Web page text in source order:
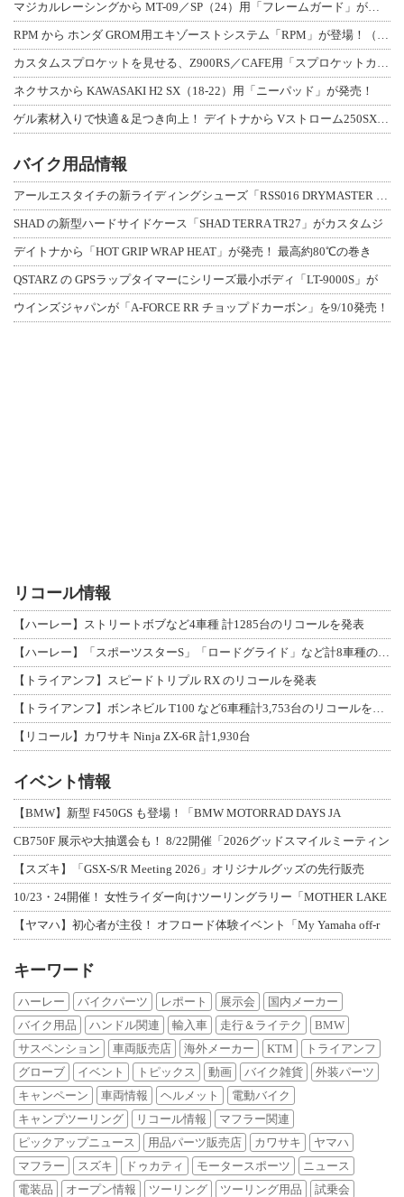
マジカルレーシングから MT-09／SP（24）用「フレームガード」が登場！
RPM から ホンダ GROM用エキゾーストシステム「RPM」が登場！（動画あり
カスタムスプロケットを見せる、Z900RS／CAFE用「スプロケットカバーフルキ
ネクサスから KAWASAKI H2 SX（18-22）用「ニーパッド」が発売！
ゲル素材入りで快適＆足つき向上！ デイトナから Vストローム250SX用「快適ロ
バイク用品情報
アールエスタイチの新ライディングシューズ「RSS016 DRYMASTER スト
SHAD の新型ハードサイドケース「SHAD TERRA TR27」がカスタムジ
デイトナから「HOT GRIP WRAP HEAT」が発売！ 最高約80℃の巻き
QSTARZ の GPSラップタイマーにシリーズ最小ボディ「LT-9000S」が
ウインズジャパンが「A-FORCE RR チョップドカーボン」を9/10発売！
リコール情報
【ハーレー】ストリートボブなど4車種 計1285台のリコールを発表
【ハーレー】「スポーツスターS」「ロードグライド」など計8車種のリコールを発表
【トライアンフ】スピードトリプル RX のリコールを発表
【トライアンフ】ボンネビル T100 など6車種計3,753台のリコールを発表
【リコール】カワサキ Ninja ZX-6R 計1,930台
イベント情報
【BMW】新型 F450GS も登場！「BMW MOTORRAD DAYS JA
CB750F 展示や大抽選会も！ 8/22開催「2026グッドスマイルミーティン
【スズキ】「GSX-S/R Meeting 2026」オリジナルグッズの先行販売
10/23・24開催！ 女性ライダー向けツーリングラリー「MOTHER LAKE
【ヤマハ】初心者が主役！ オフロード体験イベント「My Yamaha off-r
キーワード
ハーレー バイクパーツ レポート 展示会
国内メーカー
バイク用品
ハンドル関連 輸入車 走行＆ライテク
BMW
サスペンション
車両販売店 海外メーカー KTM
トライアンフ
グローブ
イベント トピックス 動画 バイク雑貨
外装パーツ
キャンペーン
車両情報 ヘルメット
電動バイク
キャンプツーリング
リコール情報
マフラー関連
ピックアップニュース
用品パーツ販売店 カワサキ
ヤマハ
マフラー
スズキ ドゥカティ モータースポーツ
ニュース
電装品
オープン情報 ツーリング ツーリング用品 試乗会